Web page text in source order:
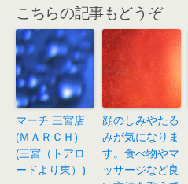
こちらの記事もどうぞ
マーチ 三宮店
(ＭＡＲＣＨ)
(三宮（トアロ
ードより東）)
顔のしみやたる
みが気になりま
す。食べ物やマ
ッサージなど良